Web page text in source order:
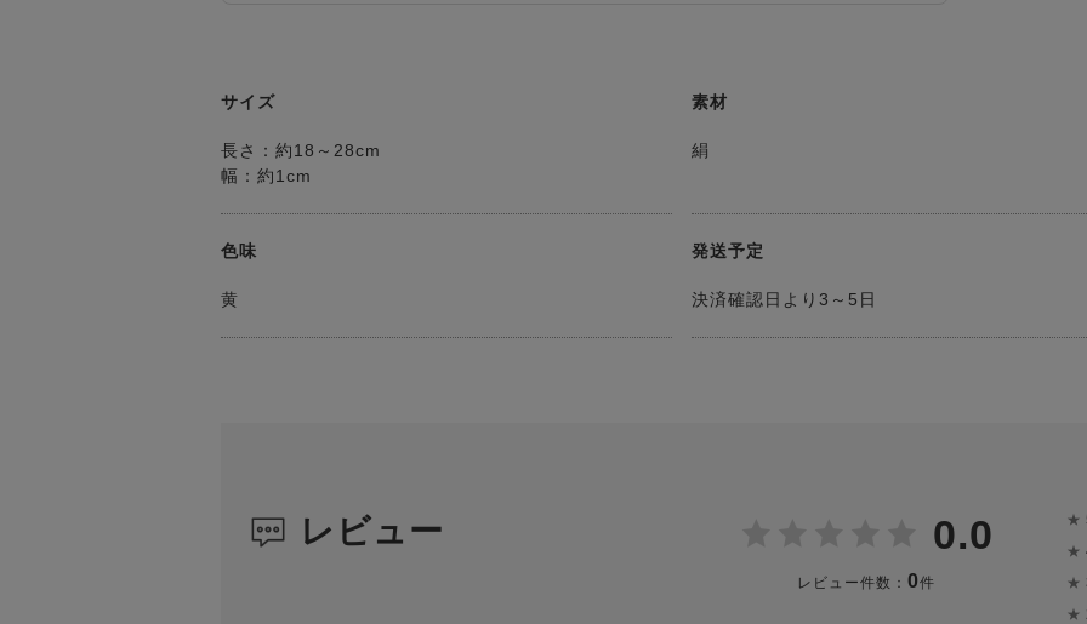
サイズ
長さ：約18～28cm
幅：約1cm
素材
絹
色味
黄
発送予定
決済確認日より3～5日
レビュー 0.0
レビュー件数： 0件
★
★
★
★